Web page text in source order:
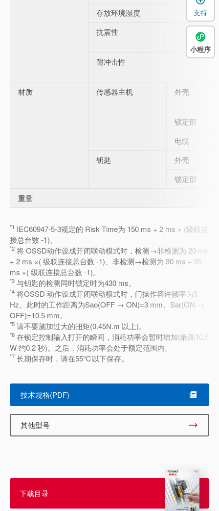
存放环境湿度
抗震性
耐冲击性
材质 传感器主机 外壳
锁定部
电缆
钥匙
外壳
锁定部
重量
*1 IEC60947-5-3规定的 Risk Time为 150 ms + 2 ms × (级联连
接总台数 -1)。
*2 将 OSSD动作设成开闭联动模式时，检测→非检测为 20 ms
+ 2 ms ×( 级联连接总台数 -1)、非检测→检测为 30 ms + 25
ms ×( 级联连接总台数 -1)。
*3 与钥匙的检测同时锁定时为430 ms。
*4 将OSSD 动作设成开闭联动模式时，门操作容许频率为3
Hz。此时的工作距离为Sao(OFF → ON)=3 mm、Sar(ON →
OFF)=10.5 mm。
*5 请不要施加过大的扭矩(0.45N.m 以上)。
*6 在锁定控制输入打开的瞬间，消耗功率会暂时增加(最高10.5
W 约0.2 秒)。之后，消耗功率会处于额定范围内。
*7 长期保存时，请在55℃以下保存。
技术规格(PDF)
其他型号
下载目录
支持
小程序